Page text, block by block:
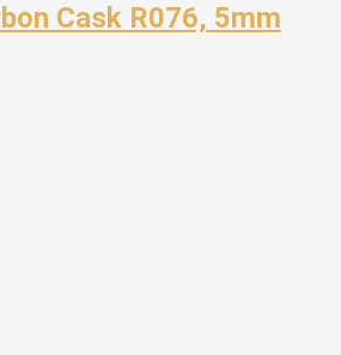
Cask R076, 5mm